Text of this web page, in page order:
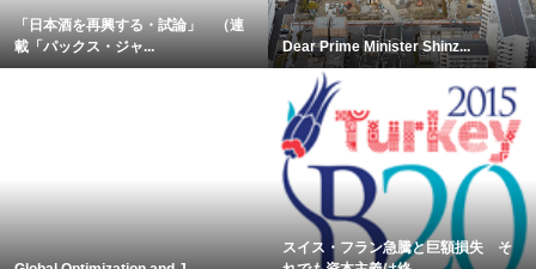
「日本酒を再興する・試論」 （連
載「パックス・ジャ...
Dear Prime Minister Shinz...
スイス・フラン急騰と巨額損失 そ